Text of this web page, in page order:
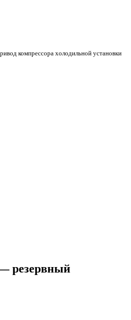
компрессора холодильной установки
резервный